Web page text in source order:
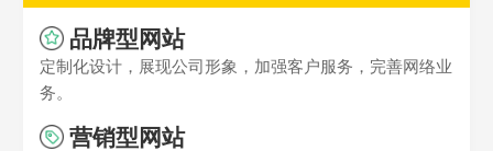
品牌型网站
定制化设计，展现公司形象，加强客户服务，完善网络业
务。
营销型网站